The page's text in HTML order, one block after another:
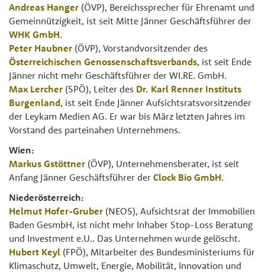
Andreas Hanger (ÖVP), Bereichssprecher für Ehrenamt und
Gemeinnützigkeit, ist seit Mitte Jänner Geschäftsführer der
WHK GmbH.
Peter Haubner (ÖVP), Vorstandvorsitzender des
Österreichischen Genossenschaftsverbands, ist seit Ende
Jänner nicht mehr Geschäftsführer der WI.RE. GmbH.
Max Lercher (SPÖ), Leiter des Dr. Karl Renner Instituts
Burgenland, ist seit Ende Jänner Aufsichtsratsvorsitzender
der Leykam Medien AG. Er war bis März letzten Jahres im
Vorstand des parteinahen Unternehmens.
Wien:
Markus Gstöttner (ÖVP), Unternehmensberater, ist seit
Anfang Jänner Geschäftsführer der Clock Bio GmbH.
Niederösterreich:
Helmut Hofer-Gruber (NEOS), Aufsichtsrat der Immobilien
Baden GesmbH, ist nicht mehr Inhaber Stop-Loss Beratung
und Investment e.U.. Das Unternehmen wurde gelöscht.
Hubert Keyl (FPÖ), Mitarbeiter des Bundesministeriums für
Klimaschutz, Umwelt, Energie, Mobilität, Innovation und